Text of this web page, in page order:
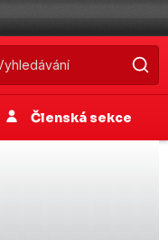
Členská sekce